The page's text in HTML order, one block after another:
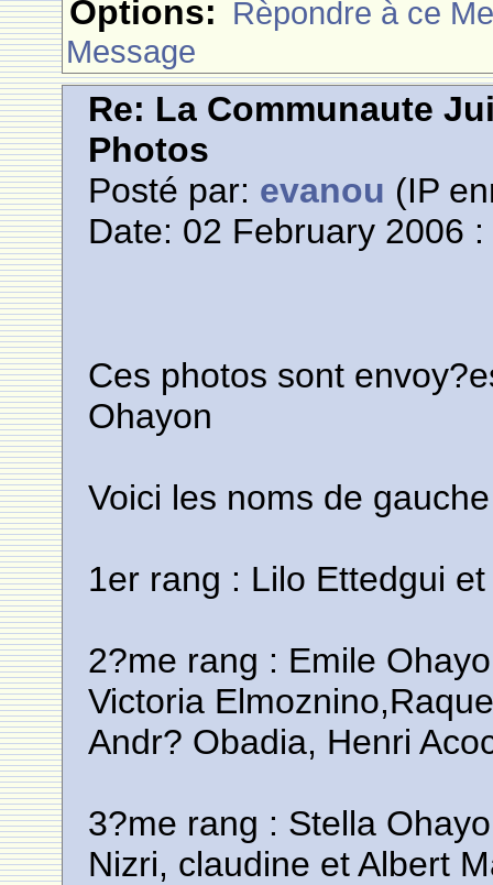
Options: Rèpondre à ce
Message
Re: La Communaute
Photos
Posté par: evanou (IP
Date: 02 February 2006
Ces photos sont
Ohayon
Voici les noms de
1er rang : Lilo Ettedgui
2?me rang : Emile
Victoria
Andr? Obadia, Henri
3?me rang : Stella
Nizri, claudine et Albert